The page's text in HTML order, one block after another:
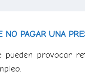
PAGAR UNA
pueden provocar